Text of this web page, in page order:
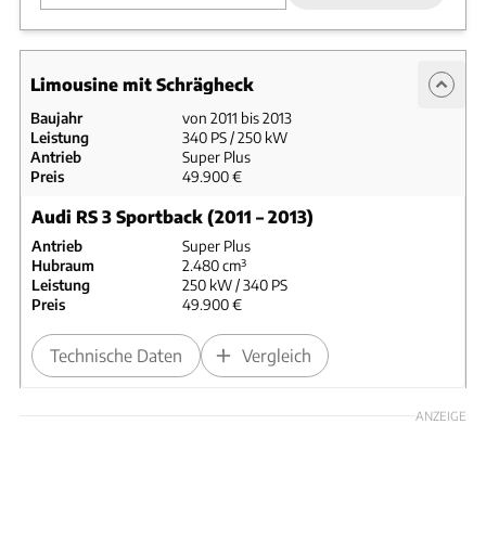
Limousine mit Schrägheck
Baujahr
von 2011 bis 2013
Leistung
340 PS / 250 kW
Antrieb
Super Plus
Preis
49.900 €
Audi RS 3 Sportback (2011 – 2013)
Antrieb
Super Plus
Hubraum
2.480 cm³
Leistung
250 kW / 340 PS
Preis
49.900 €
Technische Daten Vergleich
ANZEIGE